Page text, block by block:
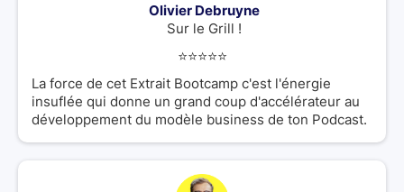
Olivier Debruyne
Sur le Grill !
⭐️⭐️⭐️⭐️⭐️
La force de cet Extrait Bootcamp c'est l'énergie
insuflée qui donne un grand coup d'accélérateur au
développement du modèle business de ton Podcast.